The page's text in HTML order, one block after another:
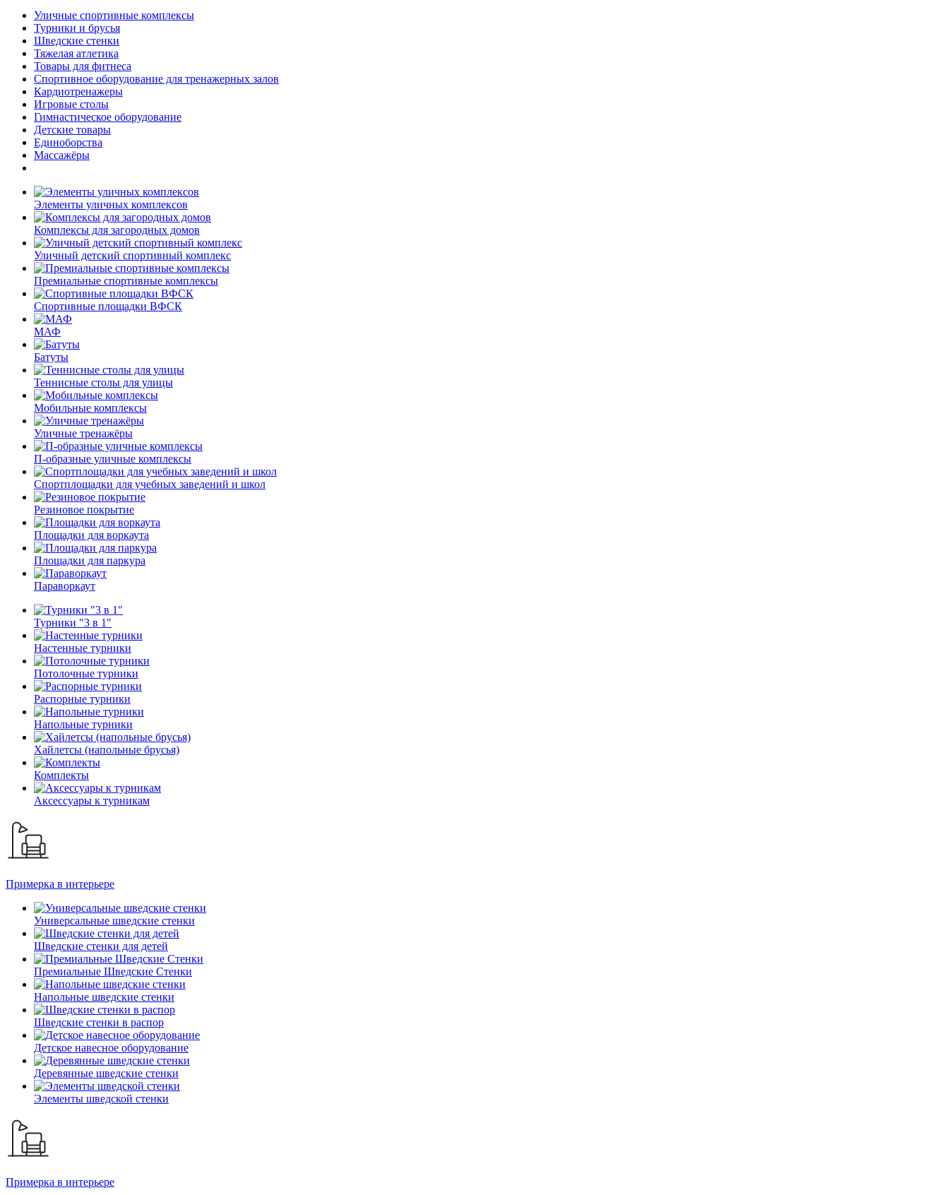
Уличные спортивные комплексы
Турники и брусья
Шведские стенки
Тяжелая атлетика
Товары для фитнеса
Спортивное оборудование для тренажерных залов
Кардиотренажеры
Игровые столы
Гимнастическое оборудование
Детские товары
Единоборства
Массажёры
Элементы уличных комплексов
Комплексы для загородных домов
Уличный детский спортивный комплекс
Премиальные спортивные комплексы
Спортивные площадки ВФСК
МАФ
Батуты
Теннисные столы для улицы
Мобильные комплексы
Уличные тренажёры
П-образные уличные комплексы
Спортплощадки для учебных заведений и школ
Резиновое покрытие
Площадки для воркаута
Площадки для паркура
Параворкаут
Турники "3 в 1"
Настенные турники
Потолочные турники
Распорные турники
Напольные турники
Хайлетсы (напольные брусья)
Комплекты
Аксессуары к турникам
Примерка в интерьере
Универсальные шведские стенки
Шведские стенки для детей
Премиальные Шведские Стенки
Напольные шведские стенки
Шведские стенки в распор
Детское навесное оборудование
Деревянные шведские стенки
Элементы шведской стенки
Примерка в интерьере